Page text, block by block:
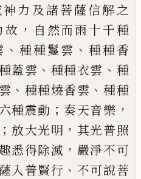
力 及諸菩薩信解之
故 ， 自 然而雨十千種
、 種種鬘雲 、 種種香
蓋雲 、 種種衣雲 、 種
、 種種燒香雲 、 種種
種震動 ； 奏天音樂 ，
； 放大光明 ， 其光普照
悉得除滅 ， 嚴淨不可
入普賢行 、 不可說菩